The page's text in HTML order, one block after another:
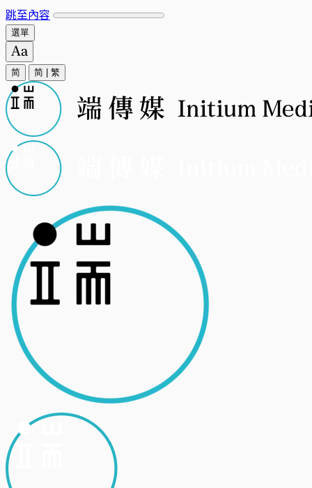
跳至內容
選單
简 简 繁